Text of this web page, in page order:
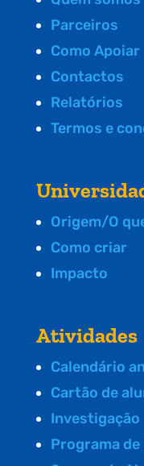
Parceiros
Como Apoiar
Contactos
Relatórios
Termos e
Origem/O
Como criar
Impacto
Atividades
Calendário
Cartão de
Investigação
Programa de